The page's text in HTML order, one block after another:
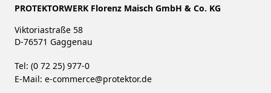
PROTEKTORWERK Florenz Maisch GmbH & Co. KG
Viktoriastraße 58
D-76571 Gaggenau
Tel: (0 72 25) 977-0
E-Mail: e-commerce@protektor.de